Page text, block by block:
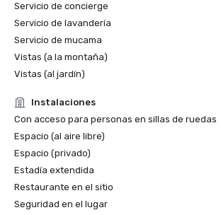
Servicio de concierge
Servicio de lavandería
Servicio de mucama
Vistas (a la montaña)
Vistas (al jardín)
Instalaciones
Con acceso para personas en sillas de ruedas
Espacio (al aire libre)
Espacio (privado)
Estadía extendida
Restaurante en el sitio
Seguridad en el lugar